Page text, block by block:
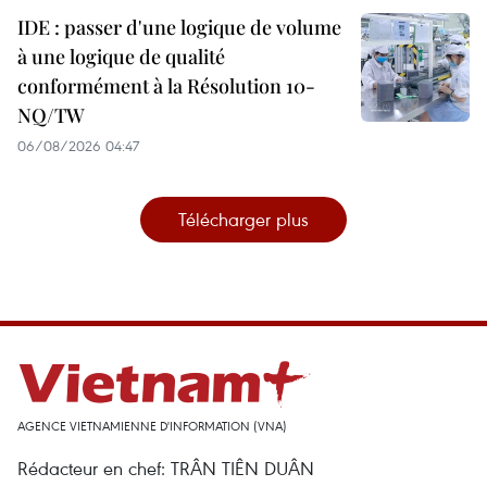
IDE : passer d'une logique de volume
à une logique de qualité
conformément à la Résolution 10-
NQ/TW
06/08/2026 04:47
Télécharger plus
AGENCE VIETNAMIENNE D'INFORMATION (VNA)
Rédacteur en chef: TRÂN TIÊN DUÂN